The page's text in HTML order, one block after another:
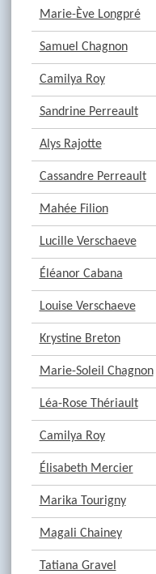
Marie-Ève Longpré
Samuel Chagnon
Camilya Roy
Sandrine Perreault
Alys Rajotte
Cassandre Perreault
Mahée Filion
Lucille Verschaeve
Éléanor Cabana
Louise Verschaeve
Krystine Breton
Marie-Soleil Chagnon
Léa-Rose Thériault
Camilya Roy
Élisabeth Mercier
Marika Tourigny
Magali Chainey
Tatiana Gravel